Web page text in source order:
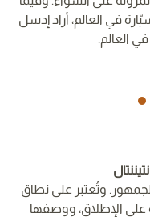
في العالم، أراد إدسل
العالم.
وتُعتبر على نطاق
على الإطلاق، ووصفها